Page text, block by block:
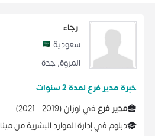
رجاء
سعودية
المروة,جدة
خبرة مدير فرع لمدة 2 سنوات
مدير فرعفيلوزان(
2019 -
2021
)
دبلومفيإدارة الموارد البشريةمنمينا